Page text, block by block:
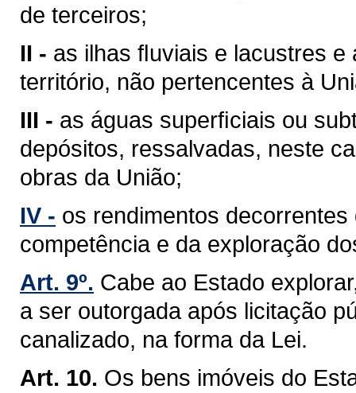
de terceiros;
II - as ilhas ﬂuviais e lacustres
território, não pertencentes à
III - as águas superﬁciais ou
depósitos, ressalvadas, neste
obras da União;
IV - os rendimentos
competência e da exploração
Art. 9º. Cabe ao Estado
a ser outorgada após licitação
canalizado, na forma da Lei.
Art. 10. Os bens imóveis do